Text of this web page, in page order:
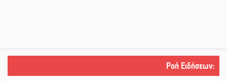
Ροή Ειδήσεων: